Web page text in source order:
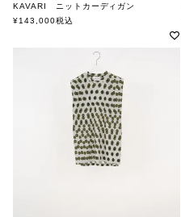
KAVARI ニットカーディガン
クリスチャンワイナンツ
¥143,000税込